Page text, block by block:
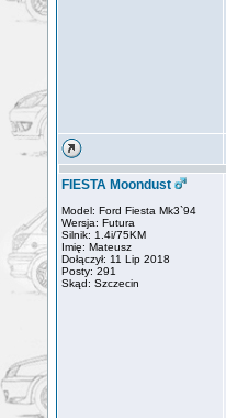
FIESTA Moondust
Model: Ford Fiesta Mk3`94
Wersja: Futura
Silnik: 1.4i/75KM
Imię: Mateusz
Dołączył: 11 Lip 2018
Posty: 291
Skąd: Szczecin